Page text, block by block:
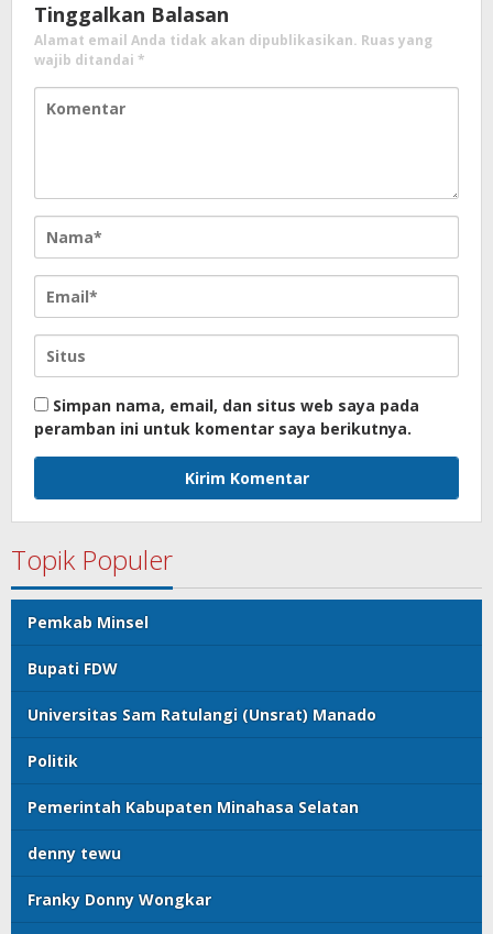
Tinggalkan Balasan
Alamat email Anda tidak akan dipublikasikan. Ruas yang
wajib ditandai *
Simpan nama, email, dan situs web saya pada
peramban ini untuk komentar saya berikutnya.
Topik Populer
Pemkab Minsel
Bupati FDW
Universitas Sam Ratulangi (Unsrat) Manado
Politik
Pemerintah Kabupaten Minahasa Selatan
denny tewu
Franky Donny Wongkar